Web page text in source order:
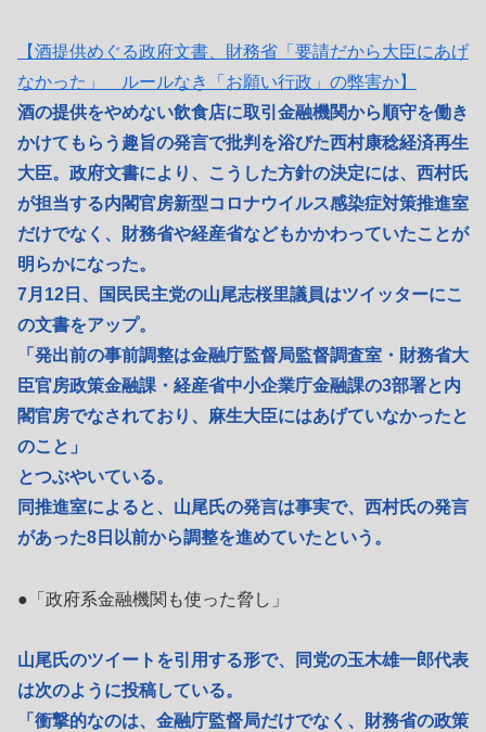
【酒提供めぐる政府文書、財務省「要請だから大臣にあげ
なかった」 ルールなき「お願い行政」の弊害か】
酒の提供をやめない飲食店に取引金融機関から順守を働き
かけてもらう趣旨の発言で批判を浴びた西村康稔経済再生
大臣。政府文書により、こうした方針の決定には、西村氏
が担当する内閣官房新型コロナウイルス感染症対策推進室
だけでなく、財務省や経産省などもかかわっていたことが
明らかになった。
7月12日、国民民主党の山尾志桜里議員はツイッターにこ
の文書をアップ。
「発出前の事前調整は金融庁監督局監督調査室・財務省大
臣官房政策金融課・経産省中小企業庁金融課の3部署と内
閣官房でなされており、麻生大臣にはあげていなかったと
のこと」
とつぶやいている。
同推進室によると、山尾氏の発言は事実で、西村氏の発言
があった8日以前から調整を進めていたという。
●「政府系金融機関も使った脅し」
山尾氏のツイートを引用する形で、同党の玉木雄一郎代表
は次のように投稿している。
「衝撃的なのは、金融庁監督局だけでなく、財務省の政策